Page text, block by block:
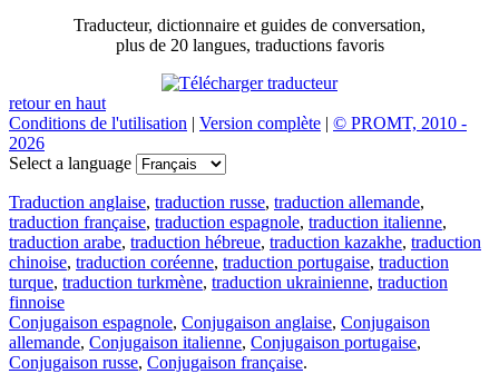
Traducteur, dictionnaire et guides de conversation,
plus de 20 langues, traductions favoris
retour en haut
Conditions de l'utilisation | Version complète | © PROMT, 2010 -
2026
Select a language
Traduction anglaise, traduction russe, traduction allemande,
traduction française, traduction espagnole, traduction italienne,
traduction arabe, traduction hébreue, traduction kazakhe, traduction
chinoise, traduction coréenne, traduction portugaise, traduction
turque, traduction turkmène, traduction ukrainienne, traduction
finnoise
Conjugaison espagnole, Conjugaison anglaise, Conjugaison
allemande, Conjugaison italienne, Conjugaison portugaise,
Conjugaison russe, Conjugaison française.